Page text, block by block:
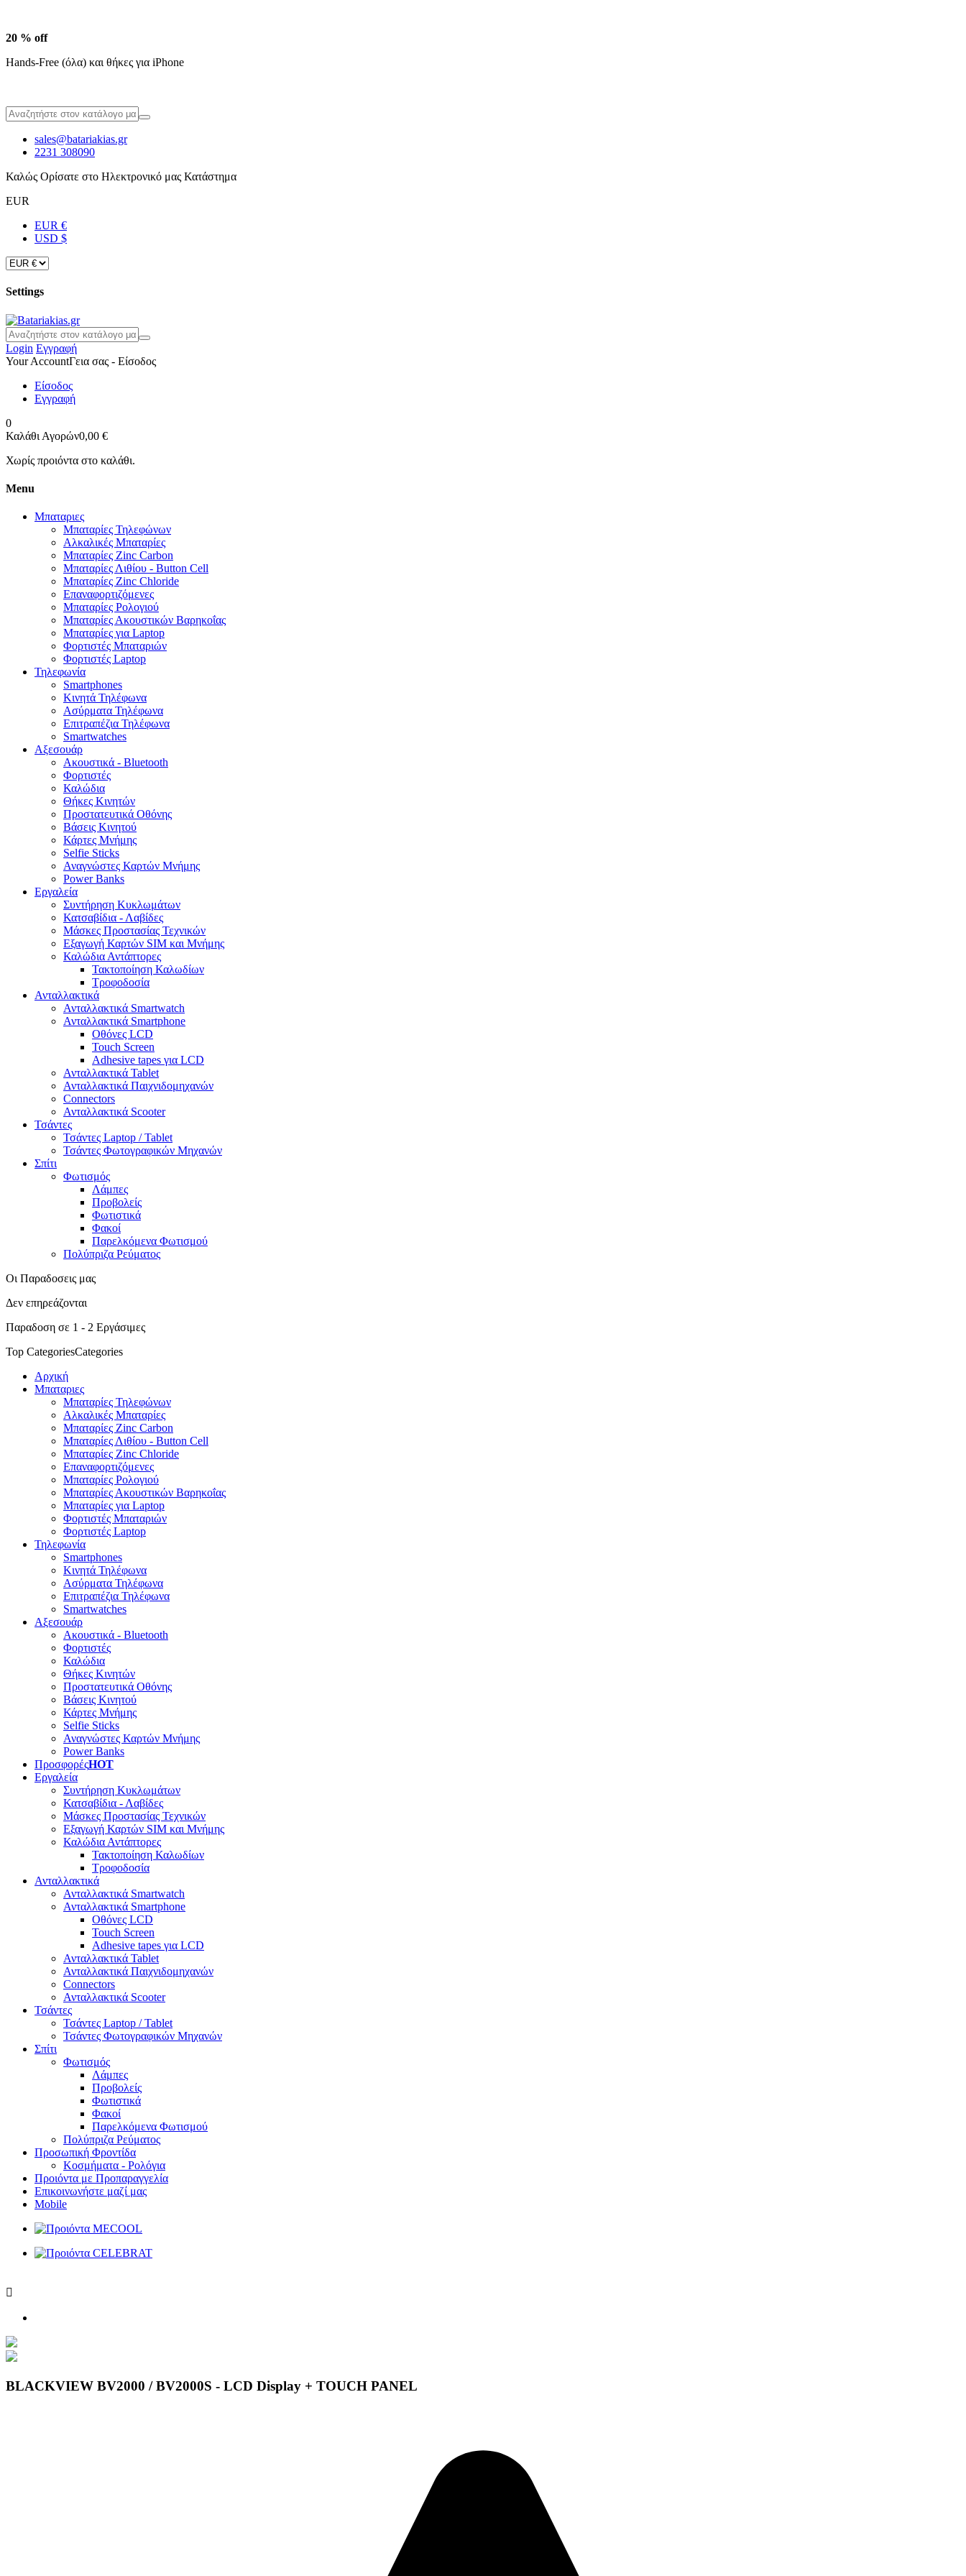
20 % off
Hands-Free (όλα) και θήκες για iPhone
sales@batariakias.gr
2231 308090
Καλώς Ορίσατε στο Ηλεκτρονικό μας Κατάστημα
EUR
EUR €
USD $
Settings
Login Εγγραφή
Your AccountΓεια σας - Είσοδος
Είσοδος
Εγγραφή
0
Καλάθι Αγορών0,00 €
Χωρίς προιόντα στο καλάθι.
Menu
Μπαταριες
Μπαταρίες Τηλεφώνων
Αλκαλικές Μπαταρίες
Μπαταρίες Zinc Carbon
Μπαταρίες Λιθίου - Button Cell
Μπαταρίες Zinc Chloride
Επαναφορτιζόμενες
Μπαταρίες Ρολογιού
Μπαταρίες Ακουστικών Βαρηκοΐας
Μπαταρίες για Laptop
Φορτιστές Μπαταριών
Φορτιστές Laptop
Τηλεφωνία
Smartphones
Κινητά Τηλέφωνα
Ασύρματα Τηλέφωνα
Επιτραπέζια Τηλέφωνα
Smartwatches
Αξεσουάρ
Ακουστικά - Bluetooth
Φορτιστές
Καλώδια
Θήκες Κινητών
Προστατευτικά Οθόνης
Βάσεις Κινητού
Κάρτες Μνήμης
Selfie Sticks
Αναγνώστες Καρτών Μνήμης
Power Banks
Εργαλεία
Συντήρηση Κυκλωμάτων
Κατσαβίδια - Λαβίδες
Μάσκες Προστασίας Τεχνικών
Εξαγωγή Καρτών SIM και Μνήμης
Καλώδια Αντάπτορες
Τακτοποίηση Καλωδίων
Τροφοδοσία
Ανταλλακτικά
Ανταλλακτικά Smartwatch
Ανταλλακτικά Smartphone
Οθόνες LCD
Touch Screen
Adhesive tapes για LCD
Ανταλλακτικά Tablet
Ανταλλακτικά Παιχνιδομηχανών
Connectors
Ανταλλακτικά Scooter
Τσάντες
Τσάντες Laptop / Tablet
Τσάντες Φωτoγραφικών Μηχανών
Σπίτι
Φωτισμός
Λάμπες
Προβολείς
Φωτιστικά
Φακοί
Παρελκόμενα Φωτισμού
Πολύπριζα Ρεύματος
Οι Παραδοσεις μας
Δεν επηρεάζονται
Παραδοση σε 1 - 2 Εργάσιμες
Top CategoriesCategories
Αρχική
Μπαταριες
Μπαταρίες Τηλεφώνων
Αλκαλικές Μπαταρίες
Μπαταρίες Zinc Carbon
Μπαταρίες Λιθίου - Button Cell
Μπαταρίες Zinc Chloride
Επαναφορτιζόμενες
Μπαταρίες Ρολογιού
Μπαταρίες Ακουστικών Βαρηκοΐας
Μπαταρίες για Laptop
Φορτιστές Μπαταριών
Φορτιστές Laptop
Τηλεφωνία
Smartphones
Κινητά Τηλέφωνα
Ασύρματα Τηλέφωνα
Επιτραπέζια Τηλέφωνα
Smartwatches
Αξεσουάρ
Ακουστικά - Bluetooth
Φορτιστές
Καλώδια
Θήκες Κινητών
Προστατευτικά Οθόνης
Βάσεις Κινητού
Κάρτες Μνήμης
Selfie Sticks
Αναγνώστες Καρτών Μνήμης
Power Banks
ΠροσφορέςHOT
Εργαλεία
Συντήρηση Κυκλωμάτων
Κατσαβίδια - Λαβίδες
Μάσκες Προστασίας Τεχνικών
Εξαγωγή Καρτών SIM και Μνήμης
Καλώδια Αντάπτορες
Τακτοποίηση Καλωδίων
Τροφοδοσία
Ανταλλακτικά
Ανταλλακτικά Smartwatch
Ανταλλακτικά Smartphone
Οθόνες LCD
Touch Screen
Adhesive tapes για LCD
Ανταλλακτικά Tablet
Ανταλλακτικά Παιχνιδομηχανών
Connectors
Ανταλλακτικά Scooter
Τσάντες
Τσάντες Laptop / Tablet
Τσάντες Φωτoγραφικών Μηχανών
Σπίτι
Φωτισμός
Λάμπες
Προβολείς
Φωτιστικά
Φακοί
Παρελκόμενα Φωτισμού
Πολύπριζα Ρεύματος
Προσωπική Φροντίδα
Κοσμήματα - Ρολόγια
Προιόντα με Προπαραγγελία
Επικοινωνήστε μαζί μας
Mobile

BLACKVIEW BV2000 / BV2000S - LCD Display + TOUCH PANEL